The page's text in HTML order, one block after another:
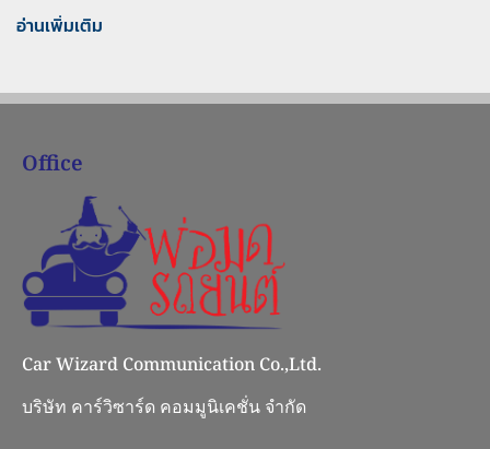
อ่านเพิ่มเติม
Office
Car Wizard Communication Co.,Ltd.
บริษัท คาร์วิซาร์ด คอมมูนิเคชั่น จำกัด